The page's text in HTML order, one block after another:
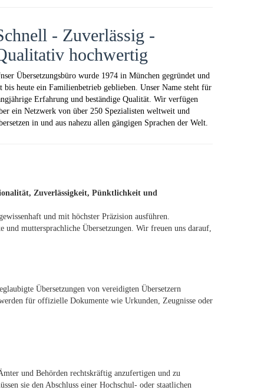
- Zuverlässig -
hochwertig
Übersetzungsbüro wurde 1974 in München gegründet und
bis heute ein Familienbetrieb geblieben. Unser Name steht für
Erfahrung und beständige Qualität. Wir verfügen
ein Netzwerk von über 250 Spezialisten weltweit und
in und aus nahezu allen gängigen Sprachen der Welt.
Zuverlässigkeit, Pünktlichkeit und
und mit höchster Präzision ausführen.
muttersprachliche Übersetzungen. Wir freuen uns darauf,
Übersetzungen von vereidigten Übersetzern
für offizielle Dokumente wie Urkunden, Zeugnisse oder
und Behörden rechtskräftig anzufertigen und zu
sie den Abschluss einer Hochschul- oder staatlichen